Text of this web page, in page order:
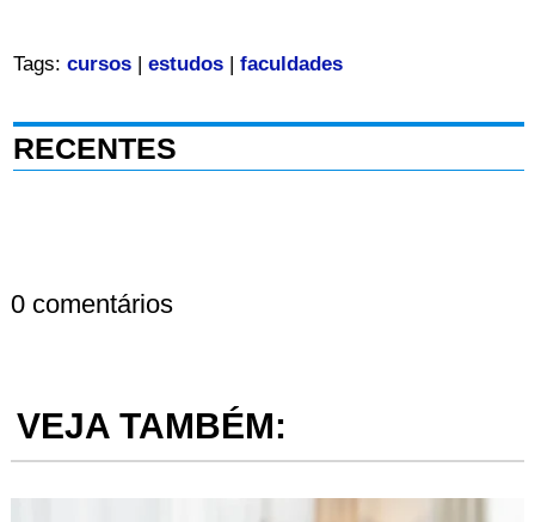
Tags: cursos| estudos| faculdades
RECENTES
0 comentários
VEJA TAMBÉM: